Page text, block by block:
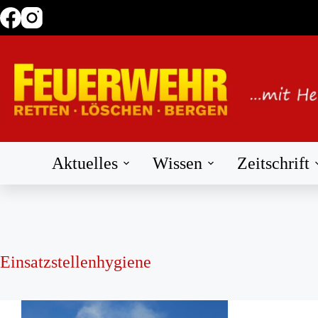
Zum
Inhalt
Aktuelles Wissen Zeitschrift
Einsatzstellenhygiene